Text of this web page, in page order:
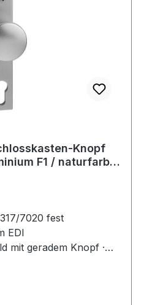
Knopf
F1 / naturfarbig
7020 fest
EDI
mit geradem Knopf ·